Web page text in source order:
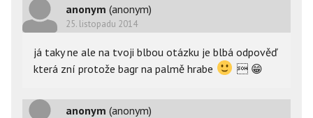
anonym (anonym)
25. listopadu 2014
já taky ne ale na tvoji blbou otázku je blbá odpověď
která zní protože bagr na palmě hrabe
 😁
anonym (anonym)